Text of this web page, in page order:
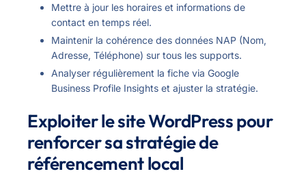
Mettre à jour les horaires et informations de
contact en temps réel.
Maintenir la cohérence des données NAP (Nom,
Adresse, Téléphone) sur tous les supports.
Analyser régulièrement la fiche via Google
Business Profile Insights et ajuster la stratégie.
Exploiter le site WordPress pour
renforcer sa stratégie de
référencement local